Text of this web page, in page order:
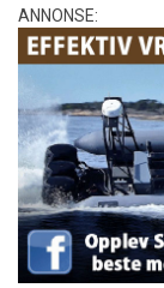
ANNONSE: